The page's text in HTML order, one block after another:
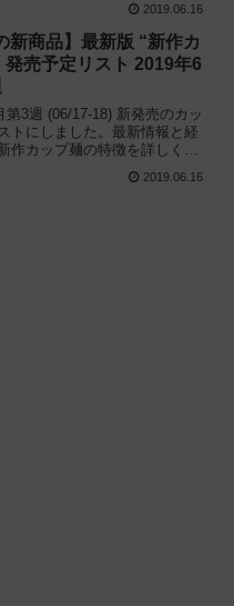
マヨ焼そばの味と辛さを解
食べてみた感想と評価です。
2019.06.16
新商品】最新版 “新作カ
発売予定リスト 2019年6
第3週 (06/17-18) 新発売のカッ
トにしました。最新情報と経
作カップ麺の特徴を詳しく解
手した公式未発表の新商品情報
ので、新製品や話題のニュー
2019.06.16